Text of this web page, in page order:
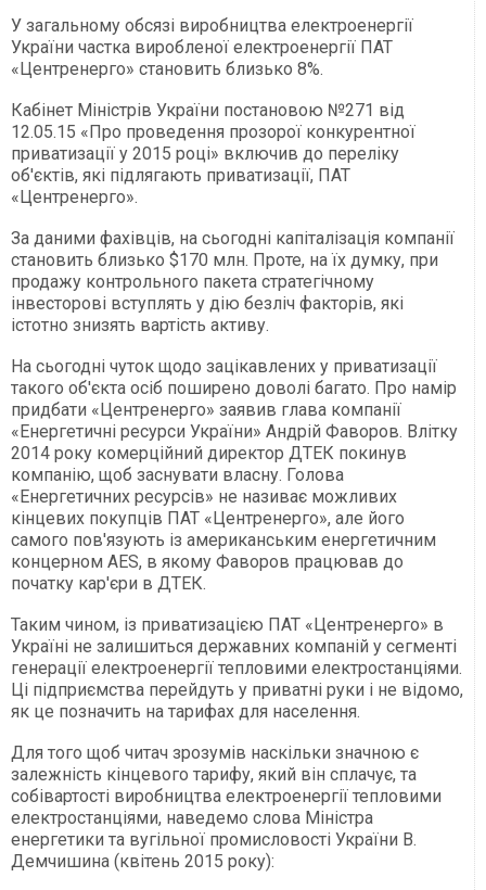
У загальному обсязі виробництва електроенергії
України частка виробленої електроенергії ПАТ
«Центренерго» становить близько 8%.
Кабінет Міністрів України постановою №271 від
12.05.15 «Про проведення прозорої конкурентної
приватизації у 2015 році» включив до переліку
об'єктів, які підлягають приватизації, ПАТ
«Центренерго».
За даними фахівців, на сьогодні капіталізація компанії
становить близько $170 млн. Проте, на їх думку, при
продажу контрольного пакета стратегічному
інвесторові вступлять у дію безліч факторів, які
істотно знизять вартість активу.
На сьогодні чуток щодо зацікавлених у приватизації
такого об'єкта осіб поширено доволі багато. Про намір
придбати «Центренерго» заявив глава компанії
«Енергетичні ресурси України» Андрій Фаворов. Влітку
2014 року комерційний директор ДТЕК покинув
компанію, щоб заснувати власну. Голова
«Енергетичних ресурсів» не називає можливих
кінцевих покупців ПАТ «Центренерго», але його
самого пов'язують із американським енергетичним
концерном AES, в якому Фаворов працював до
початку кар'єри в ДТЕК.
Таким чином, із приватизацією ПАТ «Центренерго» в
Україні не залишиться державних компаній у сегменті
генерації електроенергії тепловими електростанціями.
Ці підприємства перейдуть у приватні руки і не відомо,
як це позначить на тарифах для населення.
Для того щоб читач зрозумів наскільки значною є
залежність кінцевого тарифу, який він сплачує, та
собівартості виробництва електроенергії тепловими
електростанціями, наведемо слова Міністра
енергетики та вугільної промисловості України В.
Демчишина (квітень 2015 року):